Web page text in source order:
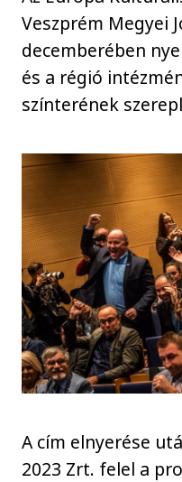
Veszprém Megyei
decemberében
és a régió
színterének
A cím elnyerése
2023 Zrt. felel a